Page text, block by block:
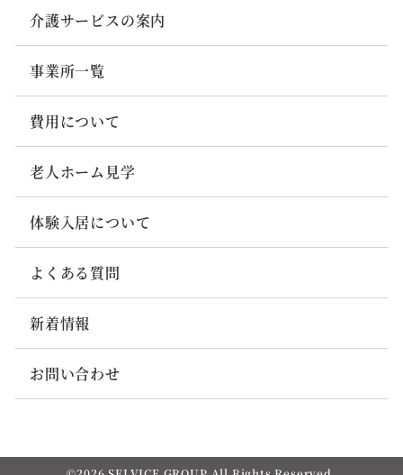
介護サービスの案内
事業所一覧
費用について
老人ホーム見学
体験入居について
よくある質問
新着情報
お問い合わせ